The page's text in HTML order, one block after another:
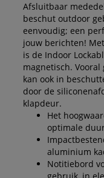
Afsluitbaar
beschut outdoor
eenvoudig; een
jouw berichten!
is de Indoor
magnetisch.
kan ook in
door de
klapdeur.
Het
optimale
aluminium
Notitiebord